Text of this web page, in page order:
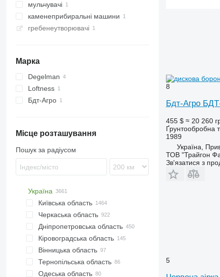
мульчувачі
мульчери для трактора
каменеприбиральні машини
гребенеутворювачі
Марка
Degelman
Loftness
Бдт-Агро
Місце розташування
Пошук за радіусом
Україна
Київська область
Київ
Біла Церква
Переяслав-Хмельницький
Бориспіль
Обухів
Березань
Черкаська область
Черкаси
Звенигородка
Золотоноша
Доброводи
Умань
Дніпропетровська область
Дніпро
Слобожанське
Павлоград
Кам'янське
Кіровоградська область
Кропивницький
Знам'янка
Кам'янець
Вінницька область
Вінниця
Якушинці
Тернопільська область
Тернопіль
Одеська область
8
Бдт-Агро
455 $ ≈ 20 260
Ґрунтообробна
1989
Україна,
ТОВ "Трайгон
Зв'язатися з
5